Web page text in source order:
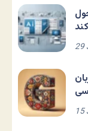
29
15